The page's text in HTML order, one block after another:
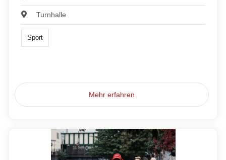
Turnhalle
Sport
Mehr erfahren